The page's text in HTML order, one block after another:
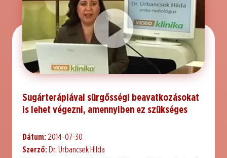
Sugárterápiával sürgősségi beavatkozásokat
is lehet végezni, amennyiben ez szükséges
Dátum: 2014-07-30
Szerző: Dr. Urbancsek Hilda